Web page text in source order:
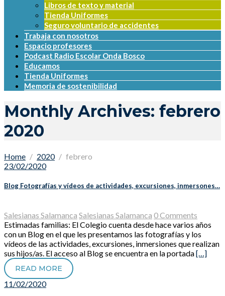
Libros de texto y material
Tienda Uniformes
Seguro voluntario de accidentes
Trabaja con nosotros
Espacio profesores
Podcast Radio Escolar Onda Bosco
Educamos
Tienda Uniformes
Memoria de sostenibilidad
Monthly Archives: febrero
2020
Home 2020
febrero
23/02/2020
Blog Fotografías y vídeos de actividades, excursiones, inmersones…
Salesianas Salamanca Salesianas Salamanca 0 Comments
Estimadas familias: El Colegio cuenta desde hace varios años
con un Blog en el que les presentamos las fotografías y los
vídeos de las actividades, excursiones, inmersiones que realizan
sus hijos/as. El acceso al Blog se encuentra en la portada[…]
READ MORE
11/02/2020